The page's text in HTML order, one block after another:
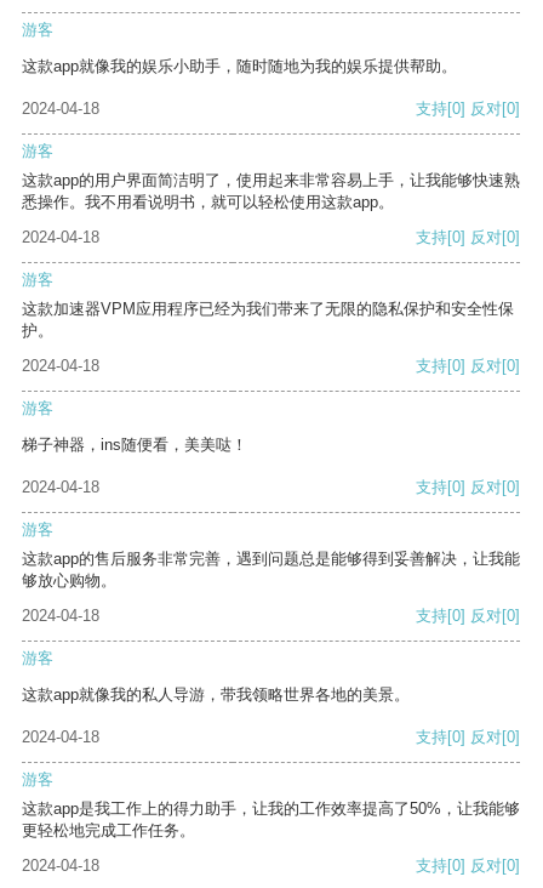
游客
这款app就像我的娱乐小助手，随时随地为我的娱乐提供帮助。
2024-04-18 支持[0] 反对[0]
游客
这款app的用户界面简洁明了，使用起来非常容易上手，让我能够快速熟
悉操作。我不用看说明书，就可以轻松使用这款app。
2024-04-18
支持[0] 反对[0]
游客
这款加速器VPM应用程序已经为我们带来了无限的隐私保护和安全性保
护。
2024-04-18
支持[0] 反对[0]
游客
梯子神器，ins随便看，美美哒！
2024-04-18 支持[0] 反对[0]
游客
这款app的售后服务非常完善，遇到问题总是能够得到妥善解决，让我能
够放心购物。
2024-04-18
支持[0] 反对[0]
游客
这款app就像我的私人导游，带我领略世界各地的美景。
2024-04-18 支持[0] 反对[0]
游客
这款app是我工作上的得力助手，让我的工作效率提高了50%，让我能够
更轻松地完成工作任务。
2024-04-18
支持[0] 反对[0]